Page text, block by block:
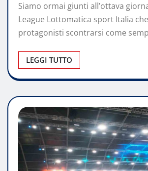
Siamo ormai giunti all’ottava
League Lottomatica sport Italia
protagonisti scontrarsi come
LEGGI TUTTO